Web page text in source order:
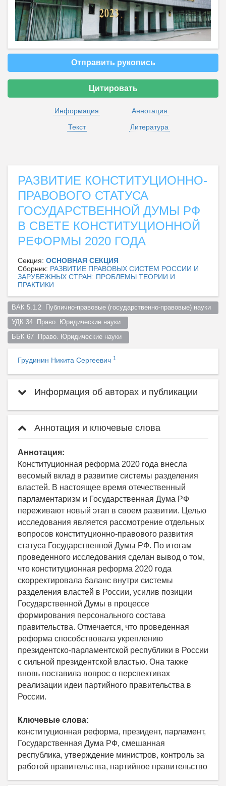
Отправить рукопись
Цитировать
Информация
Аннотация
Текст
Литература
РАЗВИТИЕ КОНСТИТУЦИОННО-
ПРАВОВОГО СТАТУСА
ГОСУДАРСТВЕННОЙ ДУМЫ РФ
В СВЕТЕ КОНСТИТУЦИОННОЙ
РЕФОРМЫ 2020 ГОДА
Секция: ОСНОВНАЯ СЕКЦИЯ
Сборник: РАЗВИТИЕ ПРАВОВЫХ СИСТЕМ РОССИИ И
ЗАРУБЕЖНЫХ СТРАН: ПРОБЛЕМЫ ТЕОРИИ И
ПРАКТИКИ
ВАК 5.1.2  Публично-правовые (государственно-правовые) науки
УДК 34  Право. Юридические науки
ББК 67  Право. Юридические науки
Грудинин Никита Сергеевич 1
Информация об авторах и публикации
Аннотация и ключевые слова
Аннотация:
Конституционная реформа 2020 года внесла
весомый вклад в развитие системы разделения
властей. В настоящее время отечественный
парламентаризм и Государственная Дума РФ
переживают новый этап в своем развитии. Целью
исследования является рассмотрение отдельных
вопросов конституционно-правового развития
статуса Государственной Думы РФ. По итогам
проведенного исследования сделан вывод о том,
что конституционная реформа 2020 года
скорректировала баланс внутри системы
разделения властей в России, усилив позиции
Государственной Думы в процессе
формирования персонального состава
правительства. Отмечается, что проведенная
реформа способствовала укреплению
президентско-парламентской республики в России
с сильной президентской властью. Она также
вновь поставила вопрос о перспективах
реализации идеи партийного правительства в
России.
Ключевые слова:
конституционная реформа, президент, парламент,
Государственная Дума РФ, смешанная
республика, утверждение министров, контроль за
работой правительства, партийное правительство